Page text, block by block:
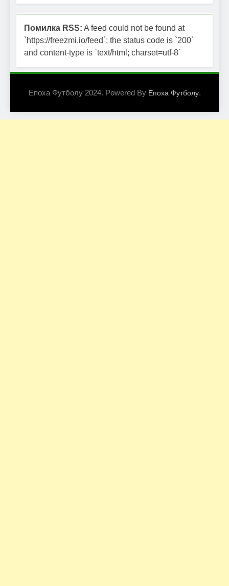
Помилка RSS: A feed could not be found at
`https://freezmi.io/feed`; the status code is `200`
and content-type is `text/html; charset=utf-8`
Епоха Футболу 2024. Powered By Епоха Футболу.